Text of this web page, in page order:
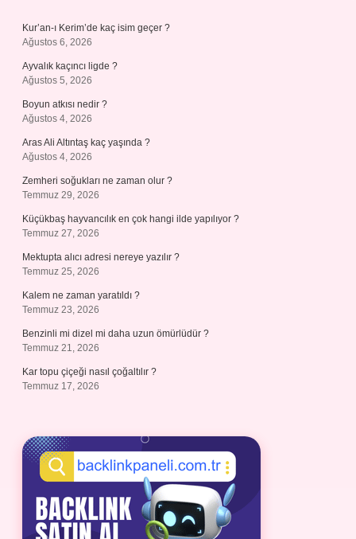
Kur’an-ı Kerim’de kaç isim geçer ?
Ağustos 6, 2026
Ayvalık kaçıncı ligde ?
Ağustos 5, 2026
Boyun atkısı nedir ?
Ağustos 4, 2026
Aras Ali Altıntaş kaç yaşında ?
Ağustos 4, 2026
Zemheri soğukları ne zaman olur ?
Temmuz 29, 2026
Küçükbaş hayvancılık en çok hangi ilde yapılıyor ?
Temmuz 27, 2026
Mektupta alıcı adresi nereye yazılır ?
Temmuz 25, 2026
Kalem ne zaman yaratıldı ?
Temmuz 23, 2026
Benzinli mi dizel mi daha uzun ömürlüdür ?
Temmuz 21, 2026
Kar topu çiçeği nasıl çoğaltılır ?
Temmuz 17, 2026